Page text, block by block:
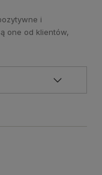
i
one od klientów,